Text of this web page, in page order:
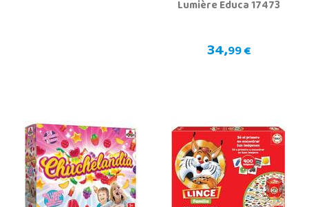
Lumière Educa 17473
34,99 €